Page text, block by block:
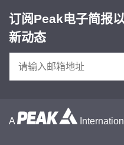
订阅Peak电子简报
新动态
A